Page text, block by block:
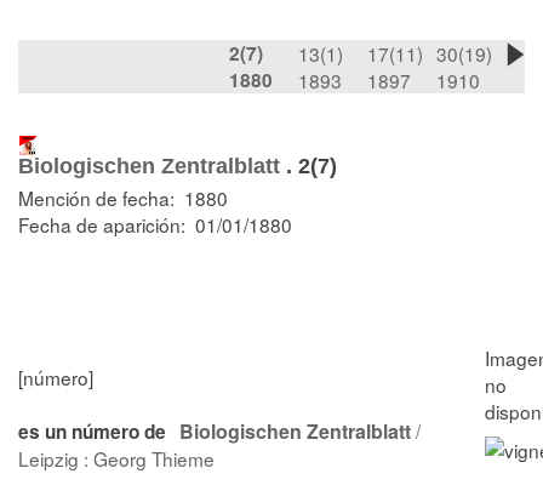
2(7)
1880
13(1)
1893
17(11)
1897
30(19)
1910
Biologischen Zentralblatt . 2(7)
Mención de fecha: 1880
Fecha de aparición: 01/01/1880
[número]
es un número de Biologischen Zentralblatt/
Leipzig : Georg Thieme